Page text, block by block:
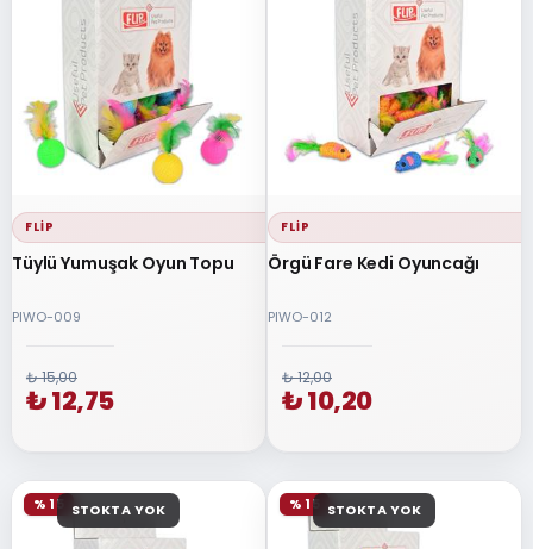
FLIP
Tüylü Yumuşak Oyun Topu
PIWO-009
₺ 15,00
₺ 12,75
FLIP
Örgü Fare Kedi Oyuncağı
PIWO-012
₺ 12,00
₺ 10,20
STOKTA YOK
% 15 STOKTA YOK
% 15